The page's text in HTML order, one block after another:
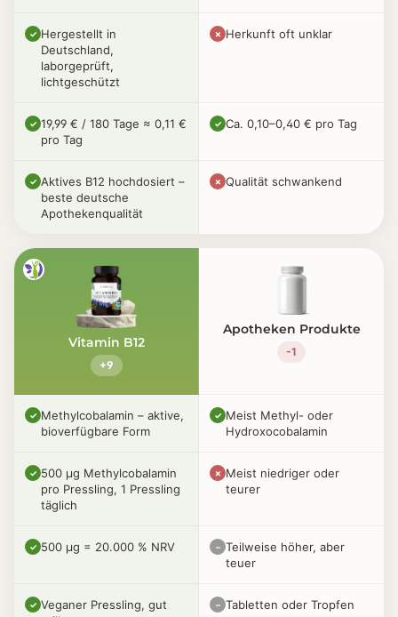
✓ Hergestellt in
Deutschland,
laborgeprüft,
lichtgeschützt
✗ Herkunft oft unklar
✓ 19,99 € / 180 Tage ≈ 0,11 €
pro Tag
✓ Ca. 0,10–0,40 € pro Tag
✓ Aktives B12 hochdosiert –
beste deutsche
Apothekenqualität
✗ Qualität schwankend
Vitamin B12
+9
Apotheken Produkte
-1
✓ Methylcobalamin – aktive,
bioverfügbare Form
✓ Meist Methyl- oder
Hydroxocobalamin
✓ 500 µg Methylcobalamin
pro Pressling, 1 Pressling
täglich
✗ Meist niedriger oder
teurer
✓ 500 µg = 20.000 % NRV – Teilweise höher, aber
teuer
✓ Veganer Pressling, gut
– Tabletten oder Tropfen